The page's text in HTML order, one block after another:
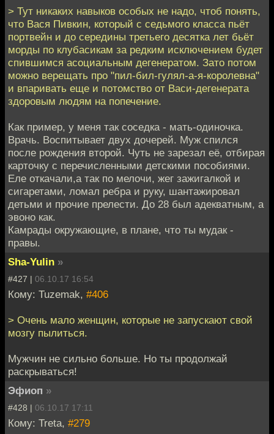
> Тут никаких навыков особых не надо, чтоб понять,
что Вася Пивкин, который с седьмого класса пьёт
портвейн и до середины третьего десятка лет бьёт
морды по клубасикам за редким исключением будет
спившимся асоциальным дегенератом. Зато потом
можно верещать про "пил-бил-гулял-а-я-королевна"
и впаривать еще и потомство от Васи-дегенерата
здоровым людям на попечение.
Как пример, у меня так соседка - мать-одиночка.
Врачь. Воспитывает двух дочерей. Муж спился
после рождения второй. Чуть не зарезал её, отбирая
карточку с перечисленными детскими пособиями.
Еле откачали,а так по мелочи, жег зажигалкой и
сигаретами, ломал ребра и руку, шантажировал
детьми и прочие прелести. До 28 был адекватным, а
эвоно как.
Камрады окружающие, в плане, что ты мудак -
правы.
Sha-Yulin »
#427 | 06.10.17 16:54
Кому: Tuzemak, #406
> Очень мало женщин, которые не запускают свой
мозгу пылиться.
Мужчин не сильно больше. Но ты продолжай
раскрываться!
Эфиоп »
#428 | 06.10.17 17:11
Кому: Treta, #279